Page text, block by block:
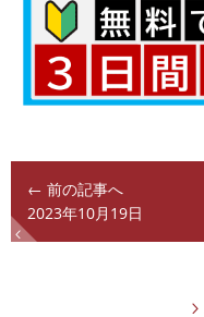
← 前の記事へ
2023年10月19日